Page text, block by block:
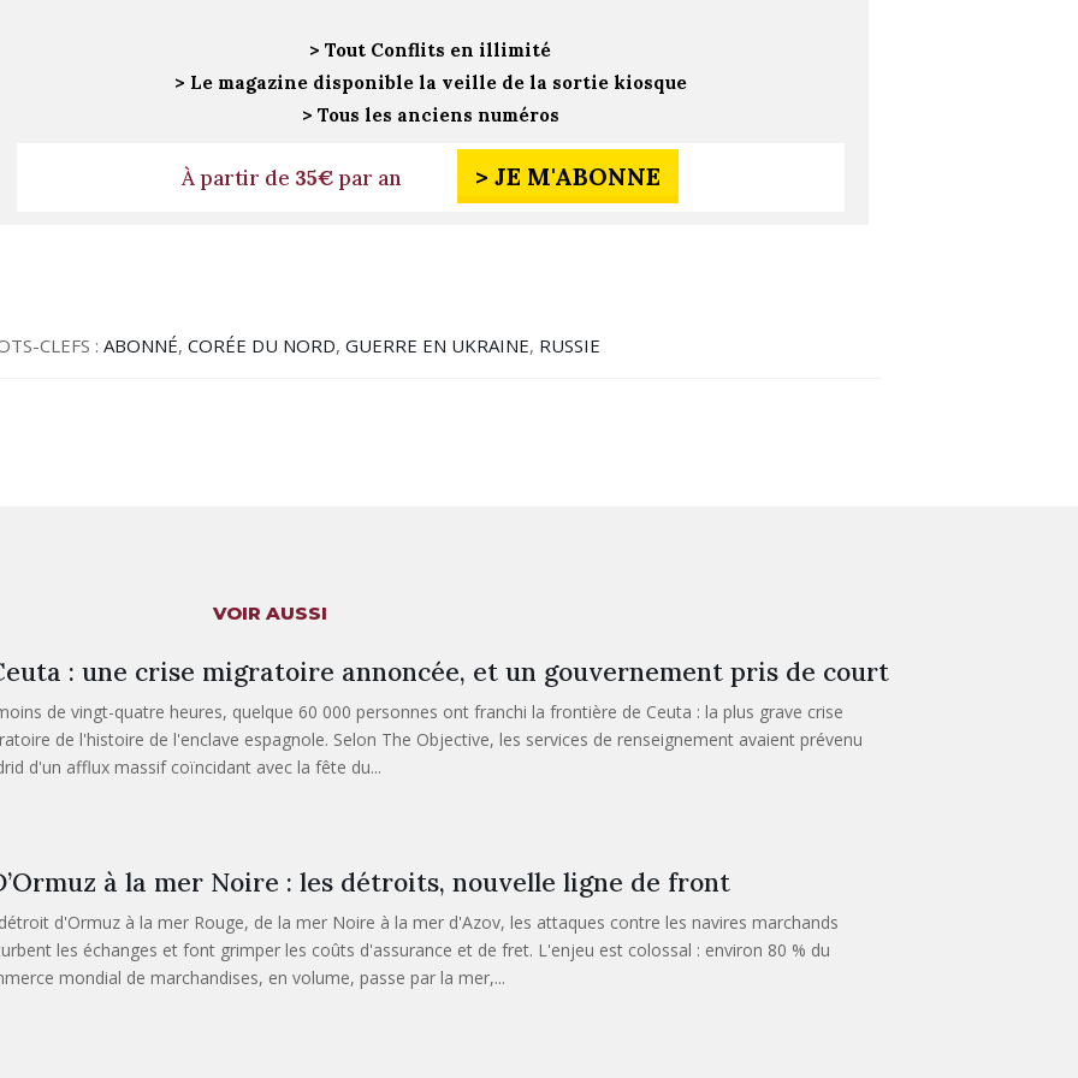
> Tout Conflits en illimité
> Le magazine disponible la veille de la sortie kiosque
> Tous les anciens numéros
À partir de 35€par an > JE M'ABONNE
CLEFS :ABONNÉ,CORÉE DU NORD,GUERRE EN UKRAINE, RUSSIE
VOIR AUSSI
: une crise migratoire annoncée, et un gouvernement pris de court
de vingt-quatre heures, quelque 60 000 personnes ont franchi la frontière de Ceuta : la plus grave crise
de l'histoire de l'enclave espagnole. Selon The Objective, les services de renseignement avaient prévenu
d'un afflux massif coïncidant avec la fête du...
à la mer Noire : les détroits, nouvelle ligne de front
d'Ormuz à la mer Rouge, de la mer Noire à la mer d'Azov, les attaques contre les navires marchands
les échanges et font grimper les coûts d'assurance et de fret. L'enjeu est colossal : environ 80 % du
mondial de marchandises, en volume, passe par la mer,...